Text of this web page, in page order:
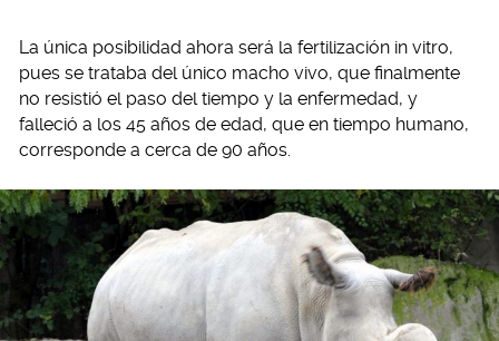
La única posibilidad ahora será la fertilización in vitro,
pues se trataba del único macho vivo, que finalmente
no resistió el paso del tiempo y la enfermedad, y
falleció a los 45 años de edad, que en tiempo humano,
corresponde a cerca de 90 años.